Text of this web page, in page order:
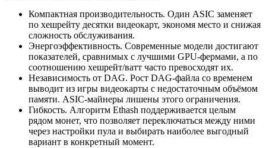
Компактная производительность. Один ASIC заменяет
по хешрейту десятки видеокарт, экономя место и снижая
сложность обслуживания.
Энергоэффективность. Современные модели достигают
показателей, сравнимых с лучшими GPU-фермами, а по
соотношению хешрейт/ватт часто превосходят их.
Независимость от DAG. Рост DAG-файла со временем
выводит из игры видеокарты с недостаточным объёмом
памяти. ASIC-майнеры лишены этого ограничения.
Гибкость. Алгоритм Ethash поддерживается целым
рядом монет, что позволяет переключаться между ними
через настройки пула и выбирать наиболее выгодный
вариант в конкретный момент.